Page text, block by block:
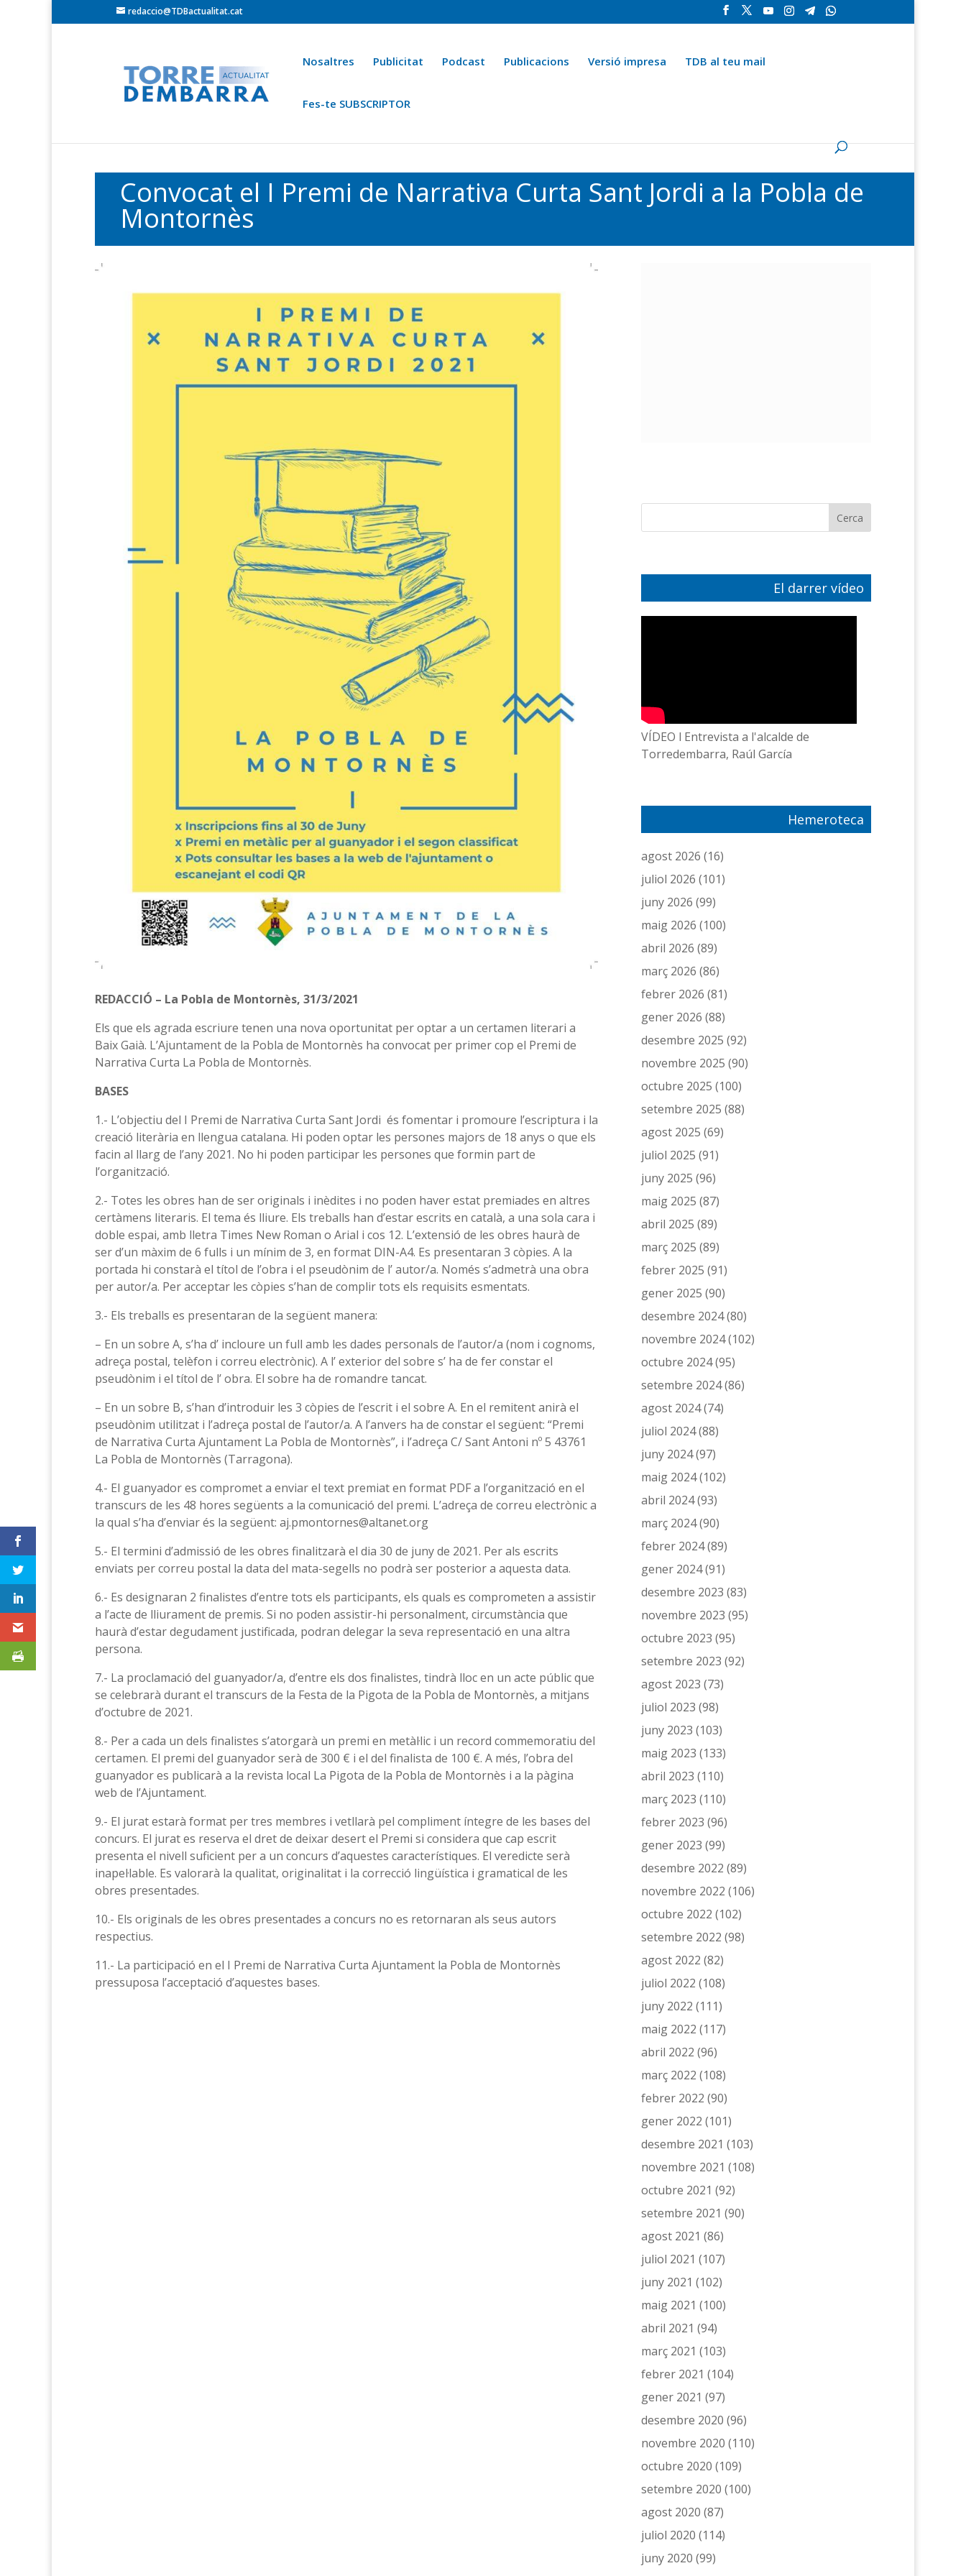
redaccio@TDBactualitat.cat
Nosaltres Publicitat Podcast Publicacions Versió impresa TDB al teu mail
Fes-te SUBSCRIPTOR
Crònica Ara fa 25 anys
Convocat el I Premi de Narrativa Curta Sant Jordi a la Pobla de
Montornès
REDACCIÓ – La Pobla de Montornès, 31/3/2021
Els que els agrada escriure tenen una nova oportunitat per optar a un certamen literari a
Baix Gaià. L’Ajuntament de la Pobla de Montornès ha convocat per primer cop el Premi de
Narrativa Curta La Pobla de Montornès.
BASES
1.- L’objectiu del I Premi de Narrativa Curta Sant Jordi és fomentar i promoure l’escriptura i la
creació literària en llengua catalana. Hi poden optar les persones majors de 18 anys o que els
facin al llarg de l’any 2021. No hi poden participar les persones que formin part de
l’organització.
2.- Totes les obres han de ser originals i inèdites i no poden haver estat premiades en altres
certàmens literaris. El tema és lliure. Els treballs han d’estar escrits en català, a una sola cara i
doble espai, amb lletra Times New Roman o Arial i cos 12. L’extensió de les obres haurà de
ser d’un màxim de 6 fulls i un mínim de 3, en format DIN-A4. Es presentaran 3 còpies. A la
portada hi constarà el títol de l’obra i el pseudònim de l’ autor/a. Només s’admetrà una obra
per autor/a. Per acceptar les còpies s’han de complir tots els requisits esmentats.
3.- Els treballs es presentaran de la següent manera:
– En un sobre A, s’ha d’ incloure un full amb les dades personals de l’autor/a (nom i cognoms,
adreça postal, telèfon i correu electrònic). A l’ exterior del sobre s’ ha de fer constar el
pseudònim i el títol de l’ obra. El sobre ha de romandre tancat.
– En un sobre B, s’han d’introduir les 3 còpies de l’escrit i el sobre A. En el remitent anirà el
pseudònim utilitzat i l’adreça postal de l’autor/a. A l’anvers ha de constar el següent: “Premi
de Narrativa Curta Ajuntament La Pobla de Montornès”, i l’adreça C/ Sant Antoni nº 5 43761
La Pobla de Montornès (Tarragona).
4.- El guanyador es compromet a enviar el text premiat en format PDF a l’organització en el
transcurs de les 48 hores següents a la comunicació del premi. L’adreça de correu electrònic a
la qual s’ha d’enviar és la següent: aj.pmontornes@altanet.org
5.- El termini d’admissió de les obres finalitzarà el dia 30 de juny de 2021. Per als escrits
enviats per correu postal la data del mata-segells no podrà ser posterior a aquesta data.
6.- Es designaran 2 finalistes d’entre tots els participants, els quals es comprometen a assistir
a l’acte de lliurament de premis. Si no poden assistir-hi personalment, circumstància que
haurà d’estar degudament justificada, podran delegar la seva representació en una altra
persona.
7.- La proclamació del guanyador/a, d’entre els dos finalistes, tindrà lloc en un acte públic que
se celebrarà durant el transcurs de la Festa de la Pigota de la Pobla de Montornès, a mitjans
d’octubre de 2021.
8.- Per a cada un dels finalistes s’atorgarà un premi en metàl·lic i un record commemoratiu del
certamen. El premi del guanyador serà de 300 € i el del finalista de 100 €. A més, l’obra del
guanyador es publicarà a la revista local La Pigota de la Pobla de Montornès i a la pàgina
web de l’Ajuntament.
9.- El jurat estarà format per tres membres i vetllarà pel compliment íntegre de les bases del
concurs. El jurat es reserva el dret de deixar desert el Premi si considera que cap escrit
presenta el nivell suficient per a un concurs d’aquestes característiques. El veredicte serà
inapel·lable. Es valorarà la qualitat, originalitat i la correcció lingüística i gramatical de les
obres presentades.
10.- Els originals de les obres presentades a concurs no es retornaran als seus autors
respectius.
11.- La participació en el I Premi de Narrativa Curta Ajuntament la Pobla de Montornès
pressuposa l’acceptació d’aquestes bases.
El darrer vídeo
VÍDEO l Entrevista a l'alcalde de
Torredembarra, Raúl García
Hemeroteca
agost 2026 (16)
juliol 2026 (101)
juny 2026 (99)
maig 2026 (100)
abril 2026 (89)
març 2026 (86)
febrer 2026 (81)
gener 2026 (88)
desembre 2025 (92)
novembre 2025 (90)
octubre 2025 (100)
setembre 2025 (88)
agost 2025 (69)
juliol 2025 (91)
juny 2025 (96)
maig 2025 (87)
abril 2025 (89)
març 2025 (89)
febrer 2025 (91)
gener 2025 (90)
desembre 2024(80)
novembre 2024(102)
octubre 2024(95)
setembre 2024(86)
agost 2024(74)
juliol 2024(88)
juny 2024(97)
maig 2024(102)
abril 2024(93)
març 2024(90)
febrer 2024(89)
gener 2024(91)
desembre 2023 (83)
novembre 2023 (95)
octubre 2023 (95)
setembre 2023 (92)
agost 2023 (73)
juliol 2023 (98)
juny 2023 (103)
maig 2023 (133)
abril 2023 (110)
març 2023 (110)
febrer 2023 (96)
gener 2023 (99)
desembre 2022 (89)
novembre 2022 (106)
octubre 2022 (102)
setembre 2022 (98)
agost 2022 (82)
juliol 2022 (108)
juny 2022 (111)
maig 2022 (117)
abril 2022 (96)
març 2022 (108)
febrer 2022 (90)
gener 2022 (101)
desembre 2021 (103)
novembre 2021 (108)
octubre 2021 (92)
setembre 2021 (90)
agost 2021 (86)
juliol 2021 (107)
juny 2021 (102)
maig 2021 (100)
abril 2021 (94)
març 2021 (103)
febrer 2021 (104)
gener 2021 (97)
desembre 2020 (96)
novembre 2020 (110)
octubre 2020 (109)
setembre 2020 (100)
agost 2020 (87)
juliol 2020 (114)
juny 2020 (99)